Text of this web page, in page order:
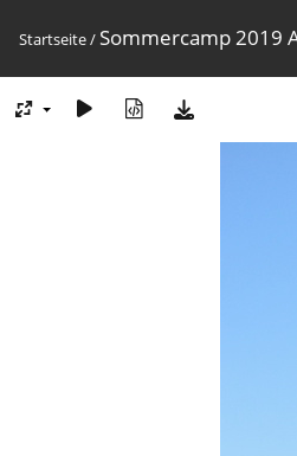
Startseite/ Sommercamp 2019